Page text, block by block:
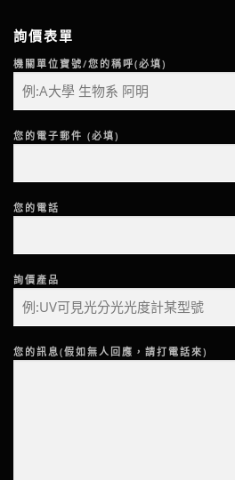
詢價表單
機關單位寶號/您的稱呼(必填)
您的電子郵件 (必填)
您的電話
詢價產品
您的訊息(假如無人回應，請打電話來)